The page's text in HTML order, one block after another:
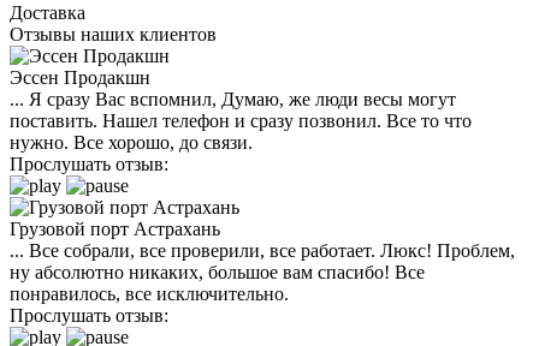
Доставка
Отзывы наших клиентов
Эссен Продакшн
... Я сразу Вас вспомнил, Думаю, же люди весы могут
поставить. Нашел телефон и сразу позвонил. Все то что
нужно. Все хорошо, до связи.
Прослушать отзыв:
Грузовой порт Астрахань
... Все собрали, все проверили, все работает. Люкс! Проблем,
ну абсолютно никаких, большое вам спасибо! Все
понравилось, все исключительно.
Прослушать отзыв: